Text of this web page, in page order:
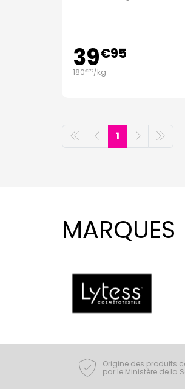
39€95
180€77/kg
1
MARQUES
Origine des produits
par le Ministère de la